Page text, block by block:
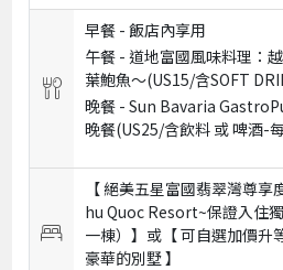
早餐 -飯店內享用
午餐 -道地富國風味料理：
葉鮑魚～(US15/含SOFT
晚餐 -Sun Bavaria
晚餐(US25/含飲料 或 啤酒-
【 絕美五星富國翡翠灣尊
hu Quoc Resort~保證入住
一棟）】或【 可自選加價升
豪華的別墅 】